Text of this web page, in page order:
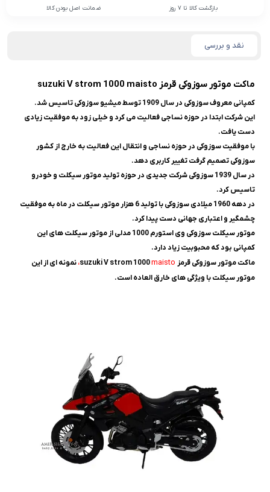
بازگشت کالا تا 7 روز ضمانت اصل بودن کالا
نقد و بررسی
ماکت موتور سوزوکی قرمز suzuki V strom 1000 maisto
کمپانی معروف سوزوکی در سال 1909 توسط میشیو سوزوکی تاسیس شد.
این شرکت ابتدا در حوزه نساجی فعالیت می کرد و خیلی زود به موفقیت زیادی
دست یافت.
با موفقیت سوزوکی در حوزه نساجی و انتقال این فعالیت به خارج از کشور
سوزوکی تصمیم گرفت تغییر کاربری دهد.
در سال 1939 سوزوکی شرکت جدیدی در حوزه تولید موتور سیکلت و خودرو
تاسیس کرد.
در دهه 1960 میلادی سوزوکی با تولید 6 هزار موتور سیکلت در ماه به موفقیت
چشمگیر و اعتباری جهانی دست پیدا کرد.
موتور سیکلت سوزوکی وی استورم 1000 مدلی از موتور سیکلت های این
کمپانی بود که محبوبیت زیاد دارد.
ماکت موتور سوزوکی قرمز
suzuki V strom 1000maisto ،نمونه ای از این
موتور سیکلت با ویژگی های خارق العاده است.